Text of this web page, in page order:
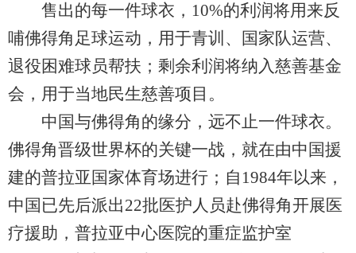
售出的每一件球衣，10%的利润将用来反
哺佛得角足球运动，用于青训、国家队运营、
退役困难球员帮扶；剩余利润将纳入慈善基金
会，用于当地民生慈善项目。
中国与佛得角的缘分，远不止一件球衣。
佛得角晋级世界杯的关键一战，就在由中国援
建的普拉亚国家体育场进行；自1984年以来，
中国已先后派出22批医护人员赴佛得角开展医
疗援助，普拉亚中心医院的重症监护室